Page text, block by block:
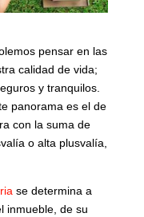
pensar en las
calidad de vida;
y tranquilos.
panorama es el de
con la suma de
o alta plusvalía,
se determina a
inmueble, de su